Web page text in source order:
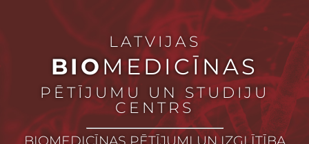
LATVIJAS
BIOMEDICĪNAS
PĒTĪJUMU UN STUDIJU
CENTRS
BIOMEDICĪNAS PĒTĪJUMI UN IZGLĪTĪBA